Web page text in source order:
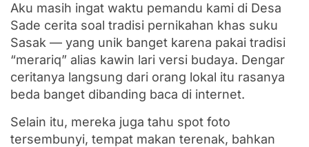
Aku masih ingat waktu pemandu kami di Desa
Sade cerita soal tradisi pernikahan khas suku
Sasak — yang unik banget karena pakai tradisi
“merariq” alias kawin lari versi budaya. Dengar
ceritanya langsung dari orang lokal itu rasanya
beda banget dibanding baca di internet.
Selain itu, mereka juga tahu spot foto
tersembunyi, tempat makan terenak, bahkan